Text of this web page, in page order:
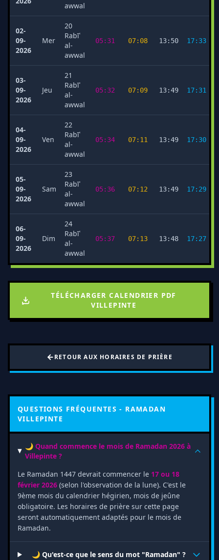
awwal
02-
09-
2026
Mer
20
Rabīʿ
al-
awwal
05:31 07:08 13:50 17:33
03-
09-
2026
Jeu
21
Rabīʿ
al-
awwal
05:32 07:09 13:49 17:31
04-
09-
2026
Ven
22
Rabīʿ
al-
awwal
05:34 07:11 13:49 17:30
05-
09-
2026
Sam
23
Rabīʿ
al-
awwal
05:36 07:12 13:49 17:29
06-
09-
2026
Dim
24
Rabīʿ
al-
awwal
05:37 07:13 13:48 17:27
TÉLÉCHARGER CALENDRIER PDF
VILLEPINTE
RETOUR AUX HORAIRES DE PRIÈRE
QUESTIONS FRÉQUENTES - RAMADAN
VILLEPINTE
🌙 Quand commence le mois de Ramadan 2026 à
Villepinte ?
Le Ramadan 1447 devrait commencer le 17 ou 18
février 2026 (selon l'observation de la lune). C'est le
9ème mois du calendrier hégirien, mois de jeûne
obligatoire. Les horaires de prière sur cette page
seront automatiquement adaptés pour le mois de
Ramadan.
🌙 Qu'est-ce que le sens du mot "Ramadan" ?